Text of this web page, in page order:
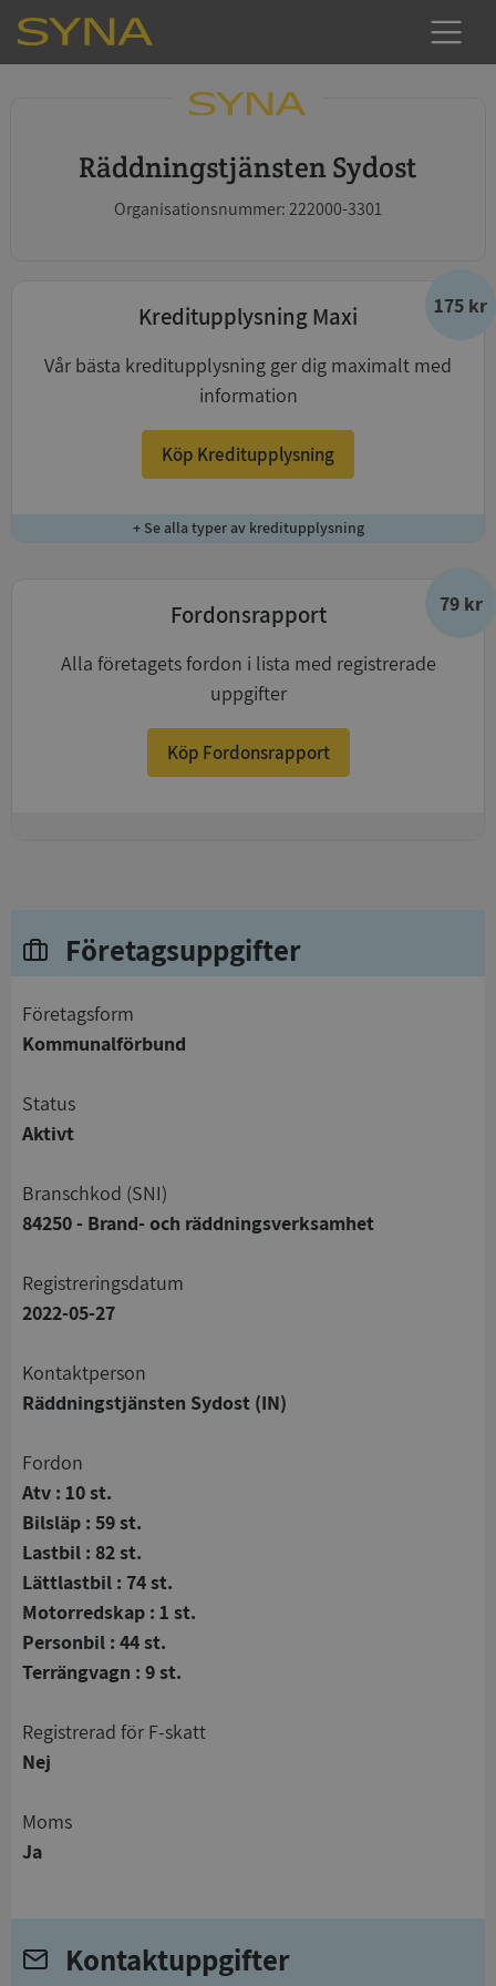
Räddningstjänsten Sydost
Organisationsnummer: 222000-3301
175 kr
Kreditupplysning Maxi
Vår bästa kreditupplysning ger dig maximalt med
information
Köp Kreditupplysning
+ Se alla typer av kreditupplysning
79 kr
Fordonsrapport
Alla företagets fordon i lista med registrerade
uppgifter
Köp Fordonsrapport
Företagsuppgifter
företagsform
Kommunalförbund
status
Aktivt
branschkod (SNI)
84250 - Brand- och räddningsverksamhet
registreringsdatum
2022-05-27
Kontaktperson
Räddningstjänsten Sydost (IN)
Fordon
Atv : 10 st.
Bilsläp : 59 st.
Lastbil : 82 st.
Lättlastbil : 74 st.
Motorredskap : 1 st.
Personbil : 44 st.
Terrängvagn : 9 st.
registrerad för F-skatt
Nej
Moms
Ja
Kontaktuppgifter